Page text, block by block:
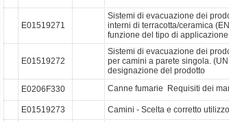
E01519271
Sistemi di evacuazione dei
interni di terracotta/ceramica
funzione del tipo di
E01519272
Sistemi di evacuazione dei
per camini a parete singola.
designazione del prodotto
E0206F330
Canne fumarie  Requisiti dei
E01519273 Camini - Scelta e corretto